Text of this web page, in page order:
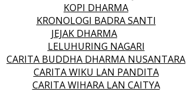
KOPI DHARMA
KRONOLOGI BADRA SANTI
JEJAK DHARMA
LELUHURING NAGARI
CARITA BUDDHA DHARMA NUSANTARA
CARITA WIKU LAN PANDITA
CARITA WIHARA LAN CAITYA